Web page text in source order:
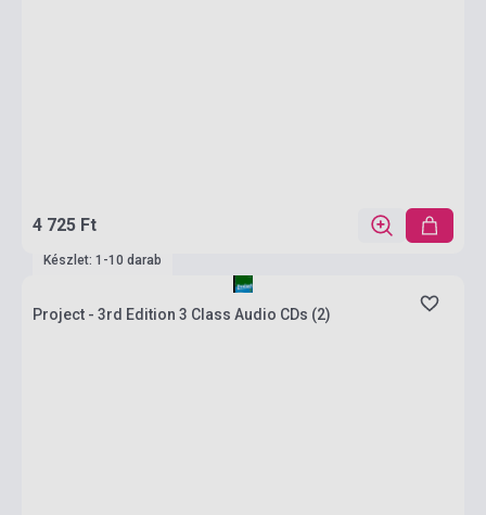
4 725 Ft
Készlet: 1-10 darab
Project - 3rd Edition 3 Class Audio CDs (2)